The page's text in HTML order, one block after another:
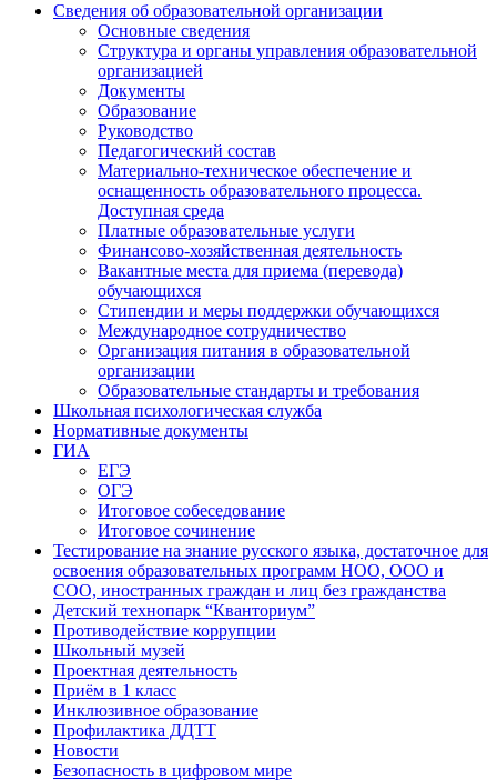
Сведения об образовательной организации
Основные сведения
Структура и органы управления образовательной
организацией
Документы
Образование
Руководство
Педагогический состав
Материально-техническое обеспечение и
оснащенность образовательного процесса.
Доступная среда
Платные образовательные услуги
Финансово-хозяйственная деятельность
Вакантные места для приема (перевода)
обучающихся
Стипендии и меры поддержки обучающихся
Международное сотрудничество
Организация питания в образовательной
организации
Образовательные стандарты и требования
Школьная психологическая служба
Нормативные документы
ГИА
ЕГЭ
ОГЭ
Итоговое собеседование
Итоговое сочинение
Тестирование на знание русского языка, достаточное для
освоения образовательных программ НОО, ООО и
СОО, иностранных граждан и лиц без гражданства
Детский технопарк “Кванториум”
Противодействие коррупции
Школьный музей
Проектная деятельность
Приём в 1 класс
Инклюзивное образование
Профилактика ДДТТ
Новости
Безопасность в цифровом мире